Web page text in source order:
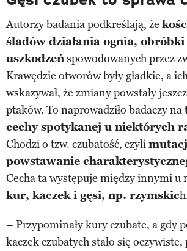
Autorzy badania podkreślają, że
śladów działania ognia,
uszkodzeńspowodowanych przez
Krawędzie otworów były gładkie, a
wskazywał, że zmiany powstały
ptaków. To naprowadziło badaczy na
cechy spotykanej u niektórych
Chodzi o tzw. czubatość, czyli
powstawanie
Cecha ta występuje między innymi u
kur, kaczek i gęsi, np. rzymskic
– Przypominały kury czubate, a gdy
kaczek czubatych stało się